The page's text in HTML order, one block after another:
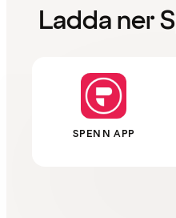
Ladda ner
SPENN APP